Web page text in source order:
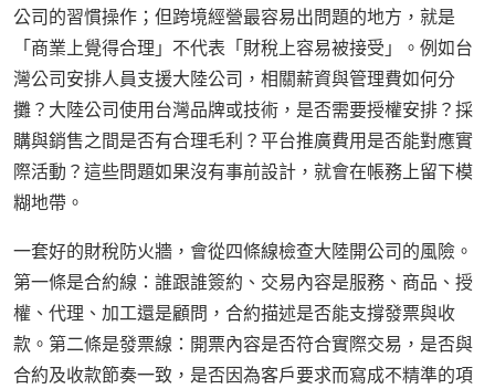
公司的習慣操作；但跨境經營最容易出問題的地方，就是
「商業上覺得合理」不代表「財稅上容易被接受」。例如台
灣公司安排人員支援大陸公司，相關薪資與管理費如何分
攤？大陸公司使用台灣品牌或技術，是否需要授權安排？採
購與銷售之間是否有合理毛利？平台推廣費用是否能對應實
際活動？這些問題如果沒有事前設計，就會在帳務上留下模
糊地帶。
一套好的財稅防火牆，會從四條線檢查大陸開公司的風險。
第一條是合約線：誰跟誰簽約、交易內容是服務、商品、授
權、代理、加工還是顧問，合約描述是否能支撐發票與收
款。第二條是發票線：開票內容是否符合實際交易，是否與
合約及收款節奏一致，是否因為客戶要求而寫成不精準的項